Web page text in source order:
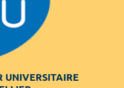
UNIVERSITAIRE